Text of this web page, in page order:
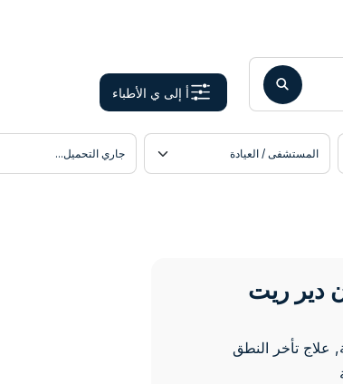
أ إلى ي الأطباء
دير ريت
علاج تأخر النطق